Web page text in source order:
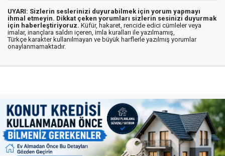
UYARI: Sizlerin seslerinizi duyurabilmek için yorum yapmayı
ihmal etmeyin. Dikkat çeken yorumları sizlerin sesinizi duyurmak
için haberleştiriyoruz. Küfür, hakaret, rencide edici cümleler veya
imalar, inançlara saldırı içeren, imla kuralları ile yazılmamış,
Türkçe karakter kullanılmayan ve büyük harflerle yazılmış yorumlar
onaylanmamaktadır.